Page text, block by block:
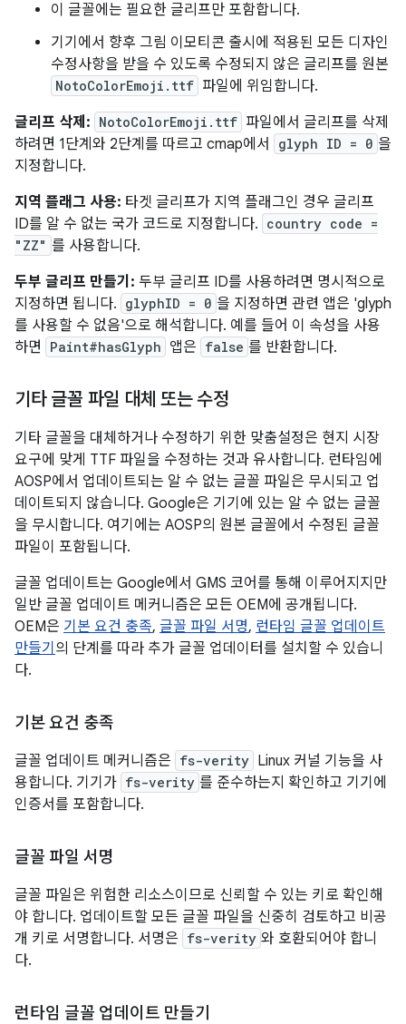
이 글꼴에는 필요한 글리프만 포함합니다.
기기에서 향후 그림 이모티콘 출시에 적용된 모든 디자인
수정사항을 받을 수 있도록 수정되지 않은 글리프를 원본
NotoColorEmoji.ttf 파일에 위임합니다.
글리프 삭제: NotoColorEmoji.ttf 파일에서 글리프를 삭제
하려면 1단계와 2단계를 따르고 cmap에서
glyph ID = 0 을
지정합니다.
지역 플래그 사용: 타겟 글리프가 지역 플래그인 경우 글리프
ID를 알 수 없는 국가 코드로 지정합니다. country code =
"ZZ" 를 사용합니다.
두부 글리프 만들기: 두부 글리프 ID를 사용하려면 명시적으로
지정하면 됩니다. glyphID = 0 을 지정하면 관련 앱은 'glyph
를 사용할 수 없음'으로 해석합니다. 예를 들어 이 속성을 사용
하면
Paint#hasGlyph 앱은 false 를 반환합니다.
기타 글꼴 파일 대체 또는 수정
기타 글꼴을 대체하거나 수정하기 위한 맞춤설정은 현지 시장
요구에 맞게 TTF 파일을 수정하는 것과 유사합니다. 런타임에
AOSP에서 업데이트되는 알 수 없는 글꼴 파일은 무시되고 업
데이트되지 않습니다. Google은 기기에 있는 알 수 없는 글꼴
을 무시합니다. 여기에는 AOSP의 원본 글꼴에서 수정된 글꼴
파일이 포함됩니다.
글꼴 업데이트는 Google에서 GMS 코어를 통해 이루어지지만
일반 글꼴 업데이트 메커니즘은 모든 OEM에 공개됩니다.
OEM은 기본 요건 충족, 글꼴 파일 서명, 런타임 글꼴 업데이트
만들기 의 단계를 따라 추가 글꼴 업데이터를 설치할 수 있습니
다.
기본 요건 충족
글꼴 업데이트 메커니즘은 fs-verity Linux 커널 기능을 사
용합니다. 기기가 fs-verity 를 준수하는지 확인하고 기기에
인증서를 포함합니다.
글꼴 파일 서명
글꼴 파일은 위험한 리소스이므로 신뢰할 수 있는 키로 확인해
야 합니다. 업데이트할 모든 글꼴 파일을 신중히 검토하고 비공
개 키로 서명합니다. 서명은 fs-verity 와 호환되어야 합니
다.
런타임 글꼴 업데이트 만들기